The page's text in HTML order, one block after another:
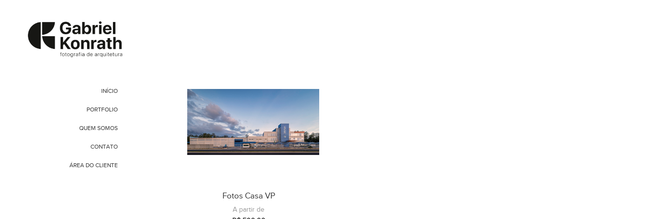
INÍCIO
PORTFOLIO
QUEM SOMOS
CONTATO
ÁREA DO CLIENTE
Fotos Casa VP
A partir de